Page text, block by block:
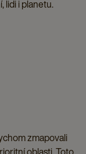
lidi i planetu.
zmapovali